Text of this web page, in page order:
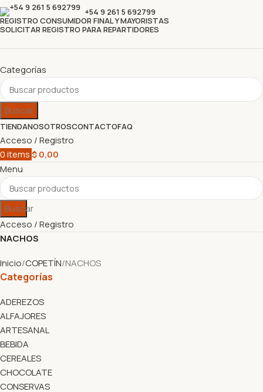
+54 9 261 5 692799
REGISTRO CONSUMIDOR FINAL Y MAYORISTAS
SOLICITAR REGISTRO PARA REPARTIDORES
Categorías
Buscar
TIENDANOSOTROSCONTACTOFAQ
Acceso / Registro
0items$0,00
Menu
Buscar
Acceso / Registro
NACHOS
Inicio COPETÍN NACHOS
Categorías
ADEREZOS
ALFAJORES
ARTESANAL
BEBIDA
CEREALES
CHOCOLATE
CONSERVAS